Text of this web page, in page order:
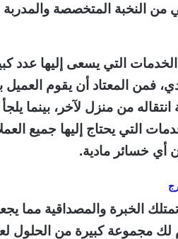
من النخبة المتخصصة
التي يسعى إليها عدد
فمن المعتاد أن يقوم
من منزل لآخر، بينما
التي يحتاج إليها جميع
أي خسائر مادية.
الخبرة والمصداقية مما
مجموعة كبيرة من الحلول